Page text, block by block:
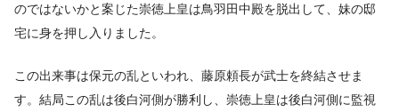
のではないかと案じた崇徳上皇は鳥羽田中殿を脱出して、妹の邸
宅に身を押し入りました。
この出来事は保元の乱といわれ、藤原頼長が武士を終結させま
す。結局この乱は後白河側が勝利し、崇徳上皇は後白河側に監視